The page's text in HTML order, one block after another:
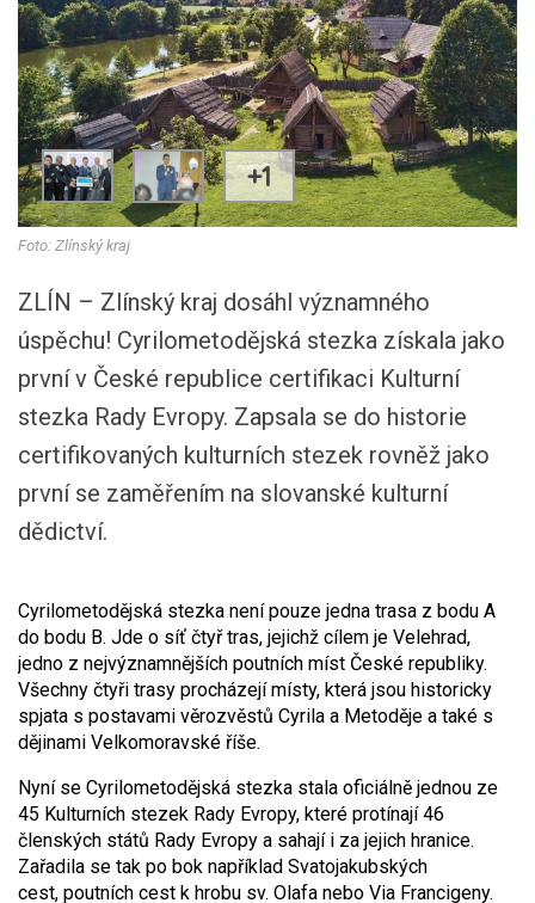
+1
Foto: Zlínský kraj
ZLÍN – Zlínský kraj dosáhl významného
úspěchu! Cyrilometodějská stezka získala jako
první v České republice certifikaci Kulturní
stezka Rady Evropy. Zapsala se do historie
certifikovaných kulturních stezek rovněž jako
první se zaměřením na slovanské kulturní
dědictví.
Cyrilometodějská stezka není pouze jedna trasa z bodu A
do bodu B. Jde o síť čtyř tras, jejichž cílem je Velehrad,
jedno z nejvýznamnějších poutních míst České republiky.
Všechny čtyři trasy procházejí místy, která jsou historicky
spjata s postavami věrozvěstů Cyrila a Metoděje a také s
dějinami Velkomoravské říše.
Nyní se Cyrilometodějská stezka stala oficiálně jednou ze
45 Kulturních stezek Rady Evropy, které protínají 46
členských států Rady Evropy a sahají i za jejich hranice.
Zařadila se tak po bok například Svatojakubských
cest, poutních cest k hrobu sv. Olafa nebo Via Francigeny.